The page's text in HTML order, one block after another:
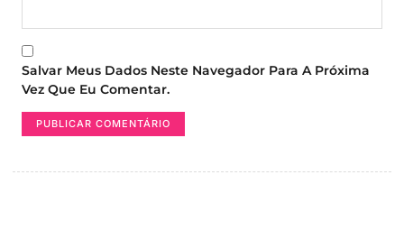
Salvar Meus Dados Neste Navegador Para A Próxima
Vez Que Eu Comentar.